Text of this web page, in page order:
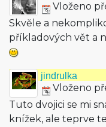
Vloženo
Skvěle a
příkladových vět a
jindrulka
Vloženo
Tuto dvojici se mi
knížek, ale teprve